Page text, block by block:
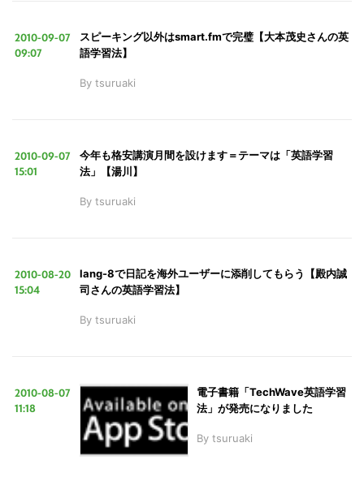
2010-09-07
09:07
スピーキング以外はsmart.fmで完璧【大本茂史さんの英
語学習法】
By tsuruaki
2010-09-07
15:01
今年も格安講演月間を設けます＝テーマは「英語学習
法」【湯川】
By tsuruaki
2010-08-20
15:04
lang-8で日記を海外ユーザーに添削してもらう【殿内誠
司さんの英語学習法】
By tsuruaki
2010-08-07
11:18
電子書籍「TechWave英語学習
法」が発売になりました
By tsuruaki